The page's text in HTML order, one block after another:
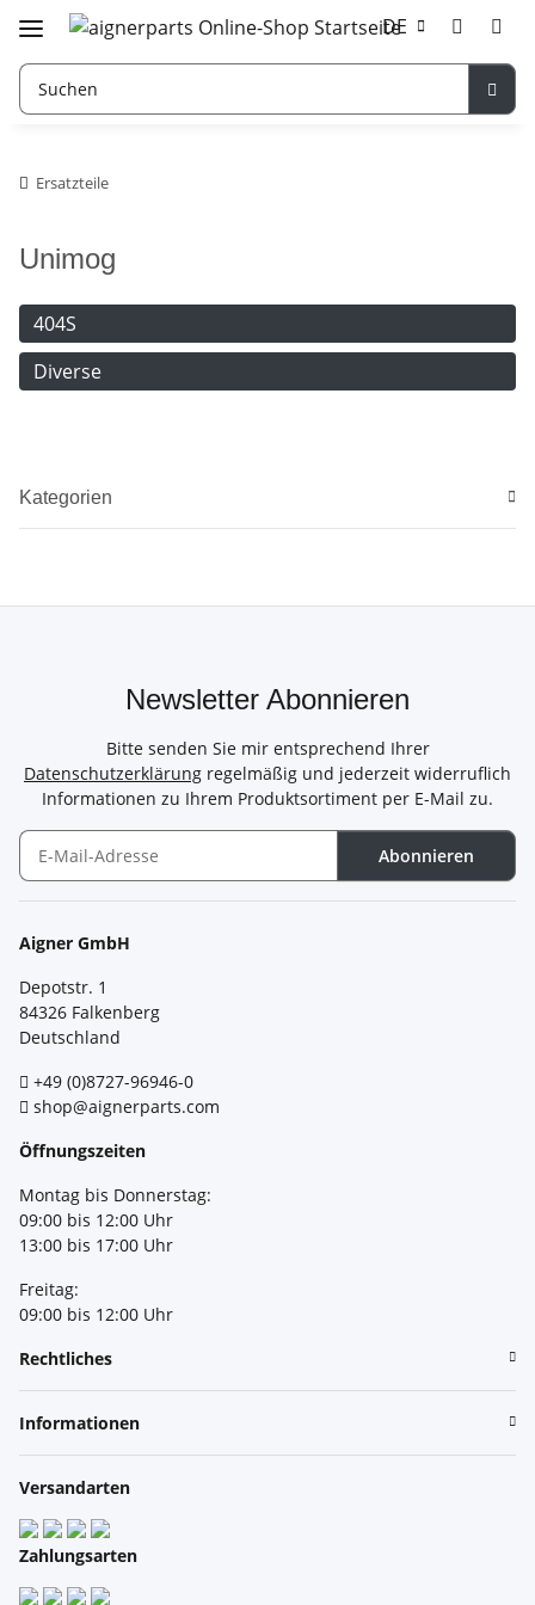
DE
Ersatzteile
Unimog
404S
Diverse
Kategorien
Newsletter Abonnieren
Bitte senden Sie mir entsprechend Ihrer
Datenschutzerklärung regelmäßig und jederzeit widerruflich
Informationen zu Ihrem Produktsortiment per E-Mail zu.
Abonnieren
Aigner GmbH
Depotstr. 1
84326 Falkenberg
Deutschland
+49 (0)8727-96946-0
shop@aignerparts.com
Öffnungszeiten
Montag bis Donnerstag:
09:00 bis 12:00 Uhr
13:00 bis 17:00 Uhr
Freitag:
09:00 bis 12:00 Uhr
Rechtliches
Informationen
Versandarten
Zahlungsarten